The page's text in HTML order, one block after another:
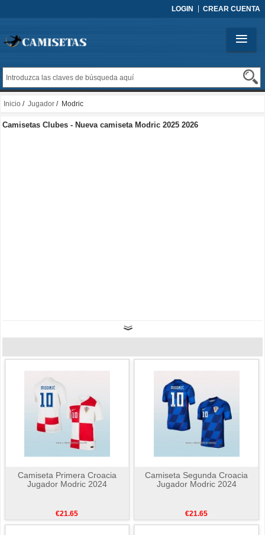
LOGIN CREAR CUENTA
Inicio / Jugador / Modric
Camisetas Clubes - Nueva camiseta Modric 2025 2026
Camiseta Primera Croacia
Jugador Modric 2024
€21.65
Camiseta Segunda Croacia
Jugador Modric 2024
€21.65